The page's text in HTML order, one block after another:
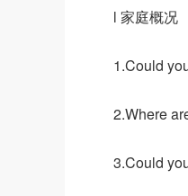
l 家庭概况
1.Could
2.Where
3.Could